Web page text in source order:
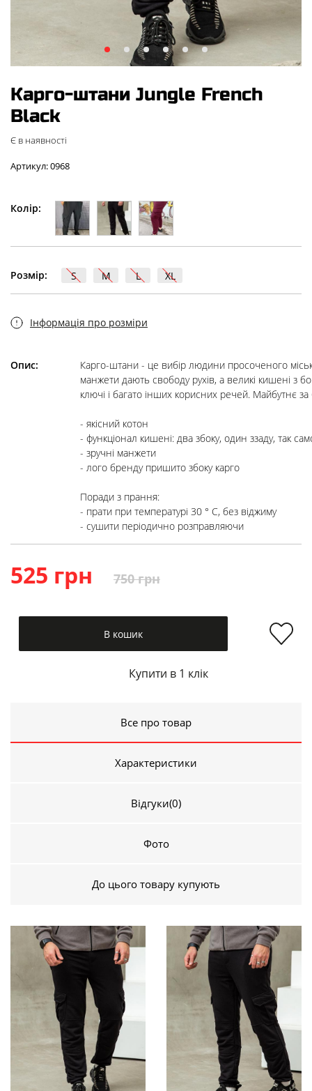
Карго-штани Jungle French
Black
Є в наявності
Артикул: 0968
Колір:
Розмір: S M L XL
Інформація про розміри
Опис:
Карго-штани - це вибір людини просоченого
манжети дають свободу рухів, а великі кишені з
ключі і багато інших корисних речей. Майбутнє
- якісний котон
- функціонал кишені: два збоку, один ззаду, так
- зручні манжети
- лого бренду пришито збоку карго
Поради з прання:
- прати при температурі 30 ° C, без віджиму
- сушити періодично розправляючи
525 грн 750 грн
В кошик
Купити в 1 клік
Все про товар
Характеристики
Відгуки(0)
Фото
До цього товару купують